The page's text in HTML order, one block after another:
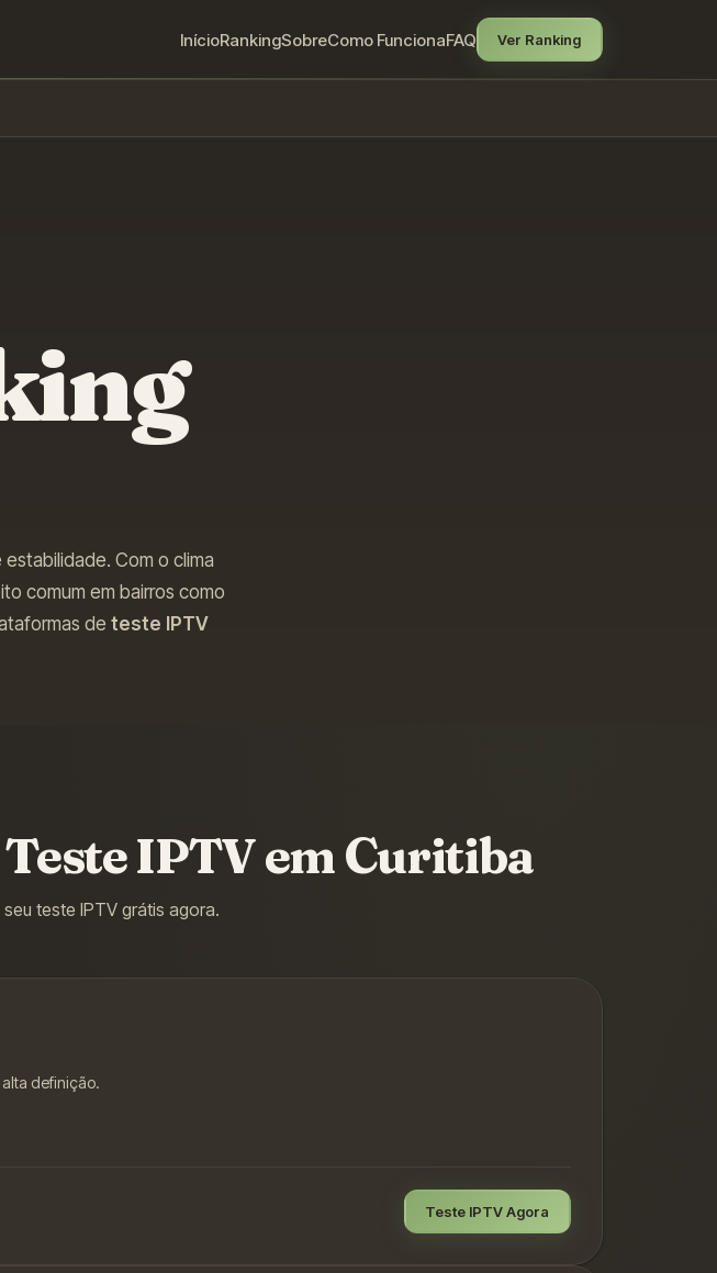
InícioRankingSobreComo FuncionaFAQ Ver Ranking
Com o clima
comum em bairros como
de teste IPTV
IPTV emCuritiba
teste IPTV grátis agora.
alta definição.
Teste IPTV Agora